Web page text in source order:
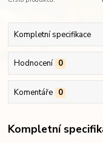
Kompletní specifikace
Hodnocení 0
Komentáře 0
Kompletní